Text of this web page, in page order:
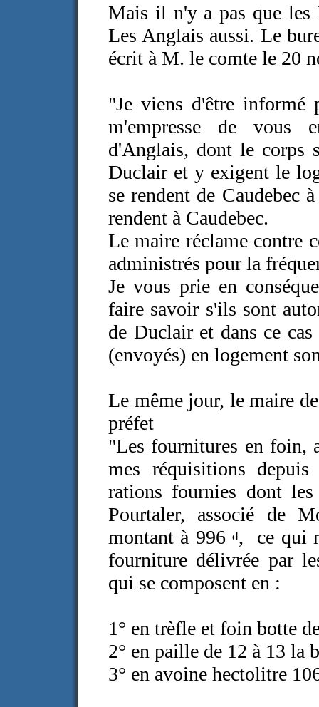
Mais il n'y a pas que les
Les Anglais aussi. Le
écrit à M. le comte le 20
"Je viens d'être
m'empresse de vous
d'Anglais, dont le corps
Duclair et y exigent le
se rendent de Caudebec
rendent à Caudebec.
Le maire réclame contre
administrés pour la
Je vous prie en
faire savoir s'ils sont
de Duclair et dans ce
(envoyés) en logement
Le même jour, le maire
préfet
"Les fournitures en foin,
mes réquisitions
rations fournies dont
Pourtaler, associé de
montant à 996d, ce qui
fourniture délivrée par
qui se composent en :
1° en trèfle et foin botte
2° en paille de 12 à 13 la
3° en avoine hectolitre